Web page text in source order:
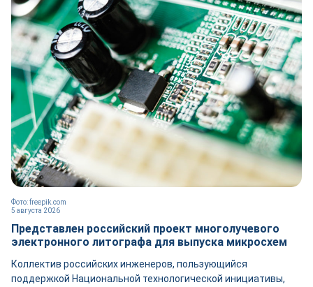
5 августа 2026
Фото: freepik.com
Представлен российский проект многолучевого
электронного литографа для выпуска микросхем
Коллектив российских инженеров, пользующийся
поддержкой Национальной технологической инициативы,